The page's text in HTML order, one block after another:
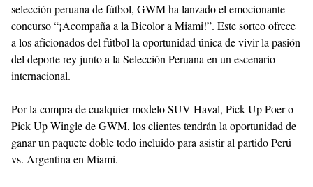
selección peruana de fútbol, GWM ha lanzado el emocionante
concurso “¡Acompaña a la Bicolor a Miami!”. Este sorteo ofrece
a los aficionados del fútbol la oportunidad única de vivir la pasión
del deporte rey junto a la Selección Peruana en un escenario
internacional.
Por la compra de cualquier modelo SUV Haval, Pick Up Poer o
Pick Up Wingle de GWM, los clientes tendrán la oportunidad de
ganar un paquete doble todo incluido para asistir al partido Perú
vs. Argentina en Miami.